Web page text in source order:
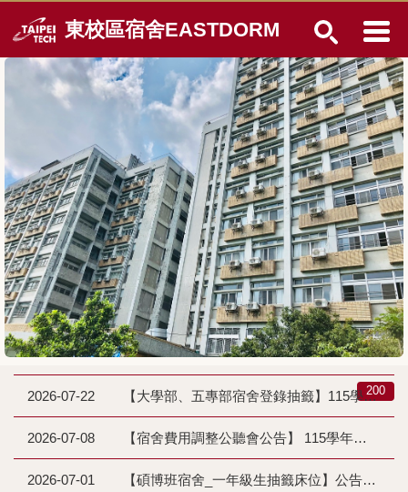
到
東校區宿舍EASTDORM
2026-07-22 【大學部、五專部宿舍登錄抽籤】115學年度大學部一年級及五專部一年級新生學生宿舍登錄抽籤事宜說明公告
2026-07-08 【宿舍費用調整公聽會公告】 115學年度學生宿舍住宿費調整說明（公聽）會會議記錄及調整費用說明
2026-07-01 【碩博班宿舍_一年級生抽籤床位】公告115學年度登錄學生宿舍抽籤作業辦法暨注意事項(更正法規連結)
200